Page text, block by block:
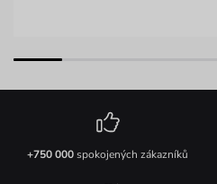
+750 000spokojených zákazníků